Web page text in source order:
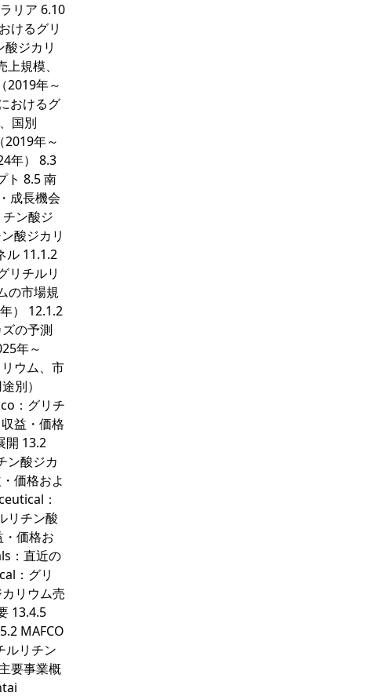
リア 6.10
けるグリ
ジカリ
規模、
2019年～
おけるグ
国別
2019年～
年） 8.3
ト 8.5 南
成長機会
ン酸ジ
酸ジカリ
ル 11.1.2
リチルリ
の市場規
） 12.1.2
の予測
年～
ウム、市
別）
：グリチ
益・価格
開 13.2
ン酸ジカ
価格およ
：
リチン酸
価格お
：直近の
：グリ
リウム売
13.4.5
MAFCO
ルリチン
要事業概